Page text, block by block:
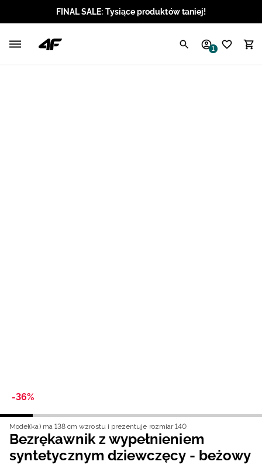
FINAL SALE: Tysiące produktów taniej!
1
-36%
Model(ka) ma 138 cm wzrostu i prezentuje rozmiar 140
Bezrękawnik z wypełnieniem
syntetycznym dziewczęcy - beżowy